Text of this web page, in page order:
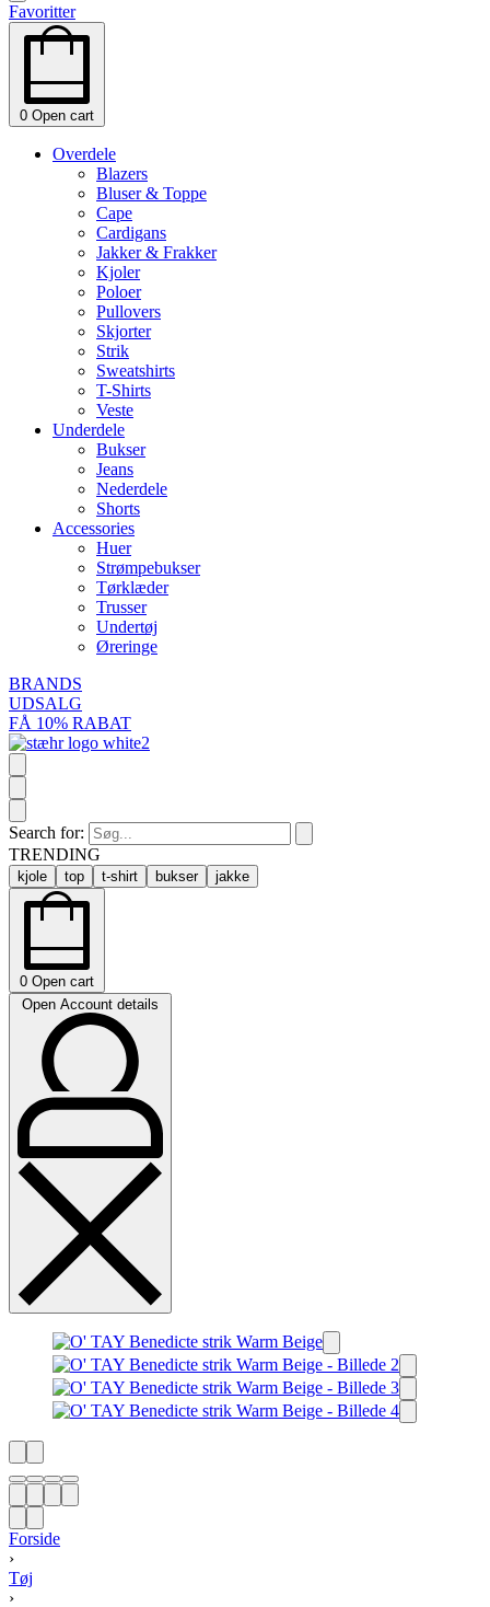
Favoritter
0 Open cart
Overdele
Blazers
Bluser & Toppe
Cape
Cardigans
Jakker & Frakker
Kjoler
Poloer
Pullovers
Skjorter
Strik
Sweatshirts
T-Shirts
Veste
Underdele
Bukser
Jeans
Nederdele
Shorts
Accessories
Huer
Strømpebukser
Tørklæder
Trusser
Undertøj
Øreringe
BRANDS
UDSALG
FÅ 10% RABAT
Search for:
TRENDING
kjole top t-shirt bukser jakke
0 Open cart
Open Account details
Forside
›
Tøj
›